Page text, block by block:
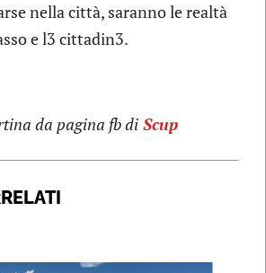
nella città, saranno le realtà
e l3 cittadin3.
da pagina fb di Scup